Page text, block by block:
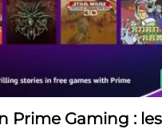
Prime Gaming :